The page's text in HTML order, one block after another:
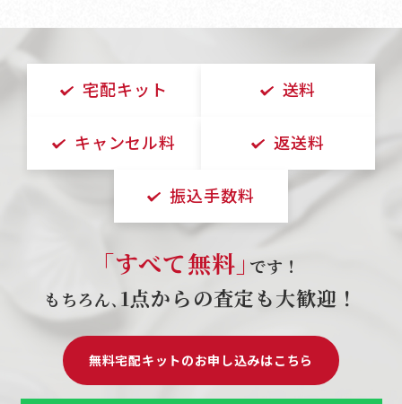
宅配キット 送料
キャンセル料 返送料
振込手数料
｢すべて無料｣ です！
もちろん､ 1点からの査定も大歓迎！
無料宅配キットのお申し込みはこちら